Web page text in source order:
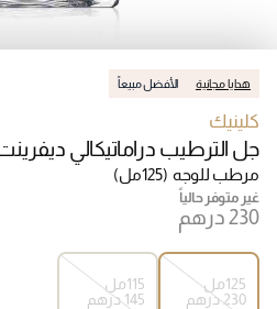
هدايا مجانية الأفضل مبيعاً
كلينيك
جل الترطيب دراماتيكالي
مرطب للوجه (125مل)
غير متوفر حالياً
125مل
⁦230⁩ درهم
115مل
⁦145⁩ درهم